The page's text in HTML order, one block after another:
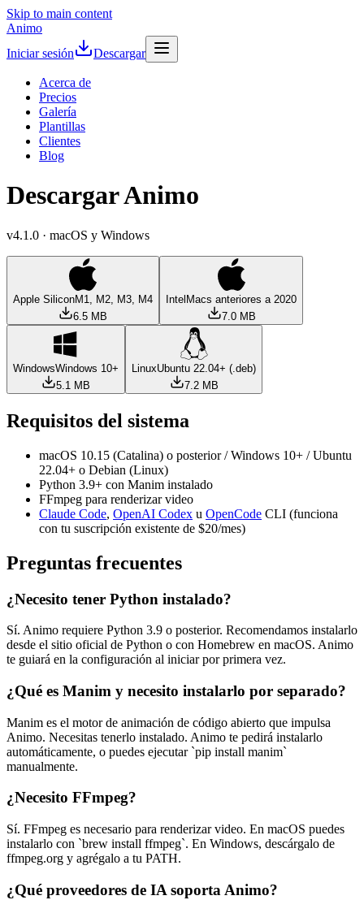
Skip to main content
Animo
Iniciar sesión
Descargar
Acerca de
Precios
Galería
Plantillas
Clientes
Blog
Descargar Animo
v4.1.0 · macOS y Windows
Apple SiliconM1, M2, M3, M4
6.5 MB
Intel Macs anteriores a 2020
7.0 MB
WindowsWindows 10+
5.1 MB
LinuxUbuntu 22.04+ (.deb)
7.2 MB
Requisitos del sistema
macOS 10.15 (Catalina) o posterior / Windows 10+ / Ubuntu
22.04+ o Debian (Linux)
Python 3.9+ con Manim instalado
FFmpeg para renderizar video
Claude Code, OpenAI Codex u OpenCode CLI (funciona
con tu suscripción existente de $20/mes)
Preguntas frecuentes
¿Necesito tener Python instalado?
Sí. Animo requiere Python 3.9 o posterior. Recomendamos instalarlo
desde el sitio oficial de Python o con Homebrew en macOS. Animo
te guiará en la configuración al iniciar por primera vez.
¿Qué es Manim y necesito instalarlo por separado?
Manim es el motor de animación de código abierto que impulsa
Animo. Necesitas tenerlo instalado. Animo te pedirá instalarlo
automáticamente, o puedes ejecutar `pip install manim`
manualmente.
¿Necesito FFmpeg?
Sí. FFmpeg es necesario para renderizar video. En macOS puedes
instalarlo con `brew install ffmpeg`. En Windows, descárgalo de
ffmpeg.org y agrégalo a tu PATH.
¿Qué proveedores de IA soporta Animo?